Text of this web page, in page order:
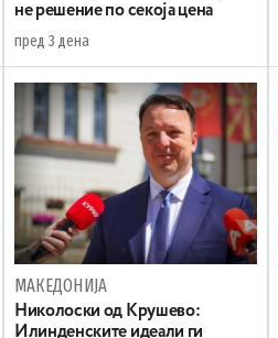
не решение по секоја цена
пред 3 дена
МАКЕДОНИЈА
Николоски од Крушево:
Илинденските идеали ги